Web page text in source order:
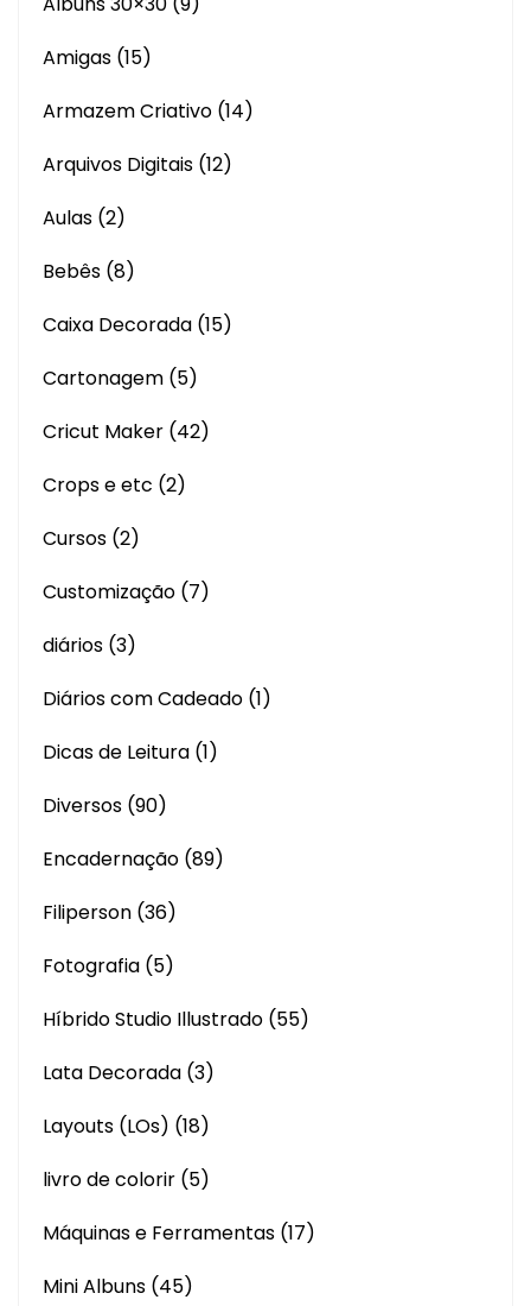
Amigas (15)
Armazem Criativo (14)
Arquivos Digitais (12)
Aulas (2)
Bebês (8)
Caixa Decorada (15)
Cartonagem (5)
Cricut Maker (42)
Crops e etc (2)
Cursos (2)
Customização (7)
diários (3)
Diários com Cadeado (1)
Dicas de Leitura (1)
Diversos (90)
Encadernação (89)
Filiperson (36)
Fotografia (5)
Híbrido Studio Illustrado (55)
Lata Decorada (3)
Layouts (LOs) (18)
livro de colorir (5)
Máquinas e Ferramentas (17)
Mini Albuns (45)